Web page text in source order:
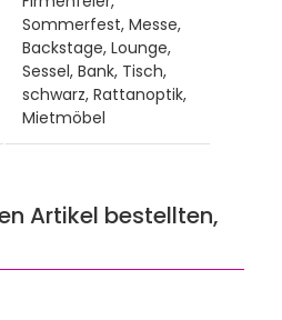
Sommerfest, Messe,
Backstage, Lounge,
Sessel, Bank, Tisch,
schwarz, Rattanoptik,
Mietmöbel
Artikel bestellten,